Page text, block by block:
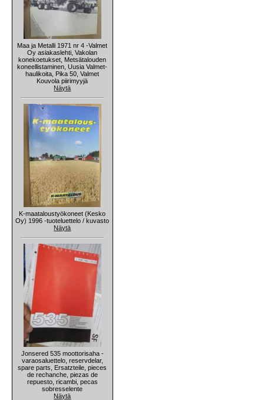
Maa ja Metalli 1971 nr 4 -Valmet
Oy asiakaslehti, Vakolan
konekoetukset, Metsätalouden
koneellistaminen, Uusia Valmet-
haulikoita, Pika 50, Valmet
Kouvola piirimyyjä
Näytä
K-maataloustyökoneet (Kesko
Oy) 1996 -tuoteluettelo / kuvasto
Näytä
Jonsered 535 moottorisaha -
varaosaluettelo, reservdelar,
spare parts, Ersatzteile, pieces
de rechanche, piezas de
repuesto, ricambi, pecas
sobresselente
Näytä